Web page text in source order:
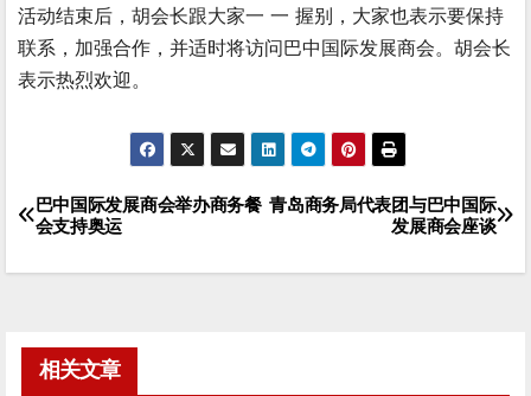
活动结束后，胡会长跟大家一 一 握别，大家也表示要保持
联系，加强合作，并适时将访问巴中国际发展商会。胡会长
表示热烈欢迎。
文
章
航
青岛商务局代表团与巴中国际
发展商会座谈
巴中国际发展商会举办商务餐
会支持奥运
相关文章